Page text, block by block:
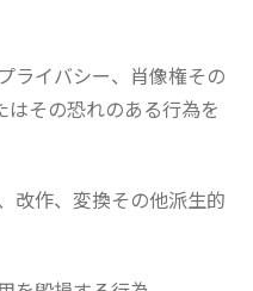
ライバシー、肖像権その
その恐れのある行為を
改作、変換その他派生的